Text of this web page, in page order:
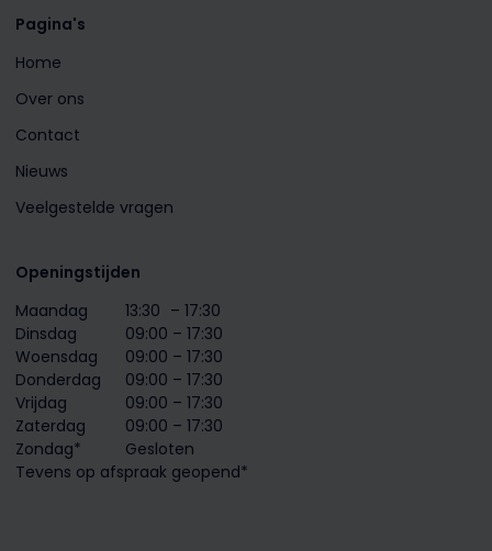
Pagina's
Home
Over ons
Contact
Nieuws
Veelgestelde vragen
Openingstijden
Maandag
13:30 – 17:30
Dinsdag
09:00 – 17:30
Woensdag
09:00 – 17:30
Donderdag
09:00 – 17:30
Vrijdag
09:00 – 17:30
Zaterdag
09:00 – 17:30
Zondag*
Gesloten
Tevens op afspraak geopend*